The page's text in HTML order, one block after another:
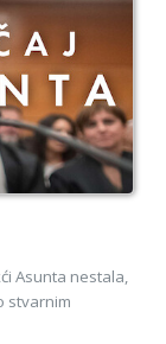
Asunta nestala,
stvarnim